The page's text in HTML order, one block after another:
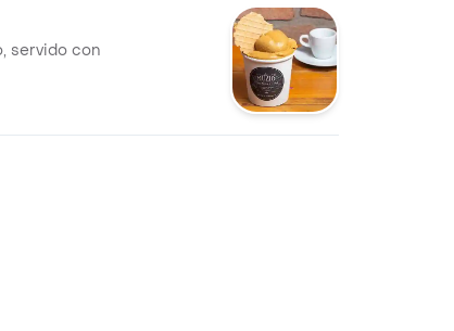
servido con